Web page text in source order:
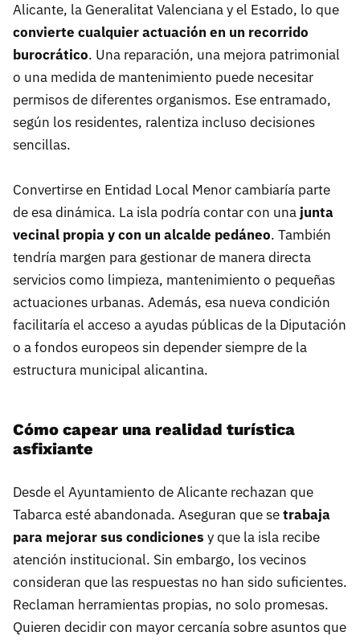
Alicante, la Generalitat Valenciana y el Estado, lo que
convierte cualquier actuación en un recorrido
burocrático. Una reparación, una mejora patrimonial
o una medida de mantenimiento puede necesitar
permisos de diferentes organismos. Ese entramado,
según los residentes, ralentiza incluso decisiones
sencillas.
Convertirse en Entidad Local Menor cambiaría parte
de esa dinámica. La isla podría contar con una junta
vecinal propia y con un alcalde pedáneo. También
tendría margen para gestionar de manera directa
servicios como limpieza, mantenimiento o pequeñas
actuaciones urbanas. Además, esa nueva condición
facilitaría el acceso a ayudas públicas de la Diputación
o a fondos europeos sin depender siempre de la
estructura municipal alicantina.
Cómo capear una realidad turística
asfixiante
Desde el Ayuntamiento de Alicante rechazan que
Tabarca esté abandonada. Aseguran que setrabaja
para mejorar sus condiciones y que la isla recibe
atención institucional. Sin embargo, los vecinos
consideran que las respuestas no han sido suficientes.
Reclaman herramientas propias, no solo promesas.
Quieren decidir con mayor cercanía sobre asuntos que